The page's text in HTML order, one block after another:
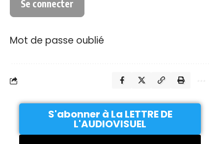
Mot de passe oublié
S'abonner à La LETTRE DE
L'AUDIOVISUEL